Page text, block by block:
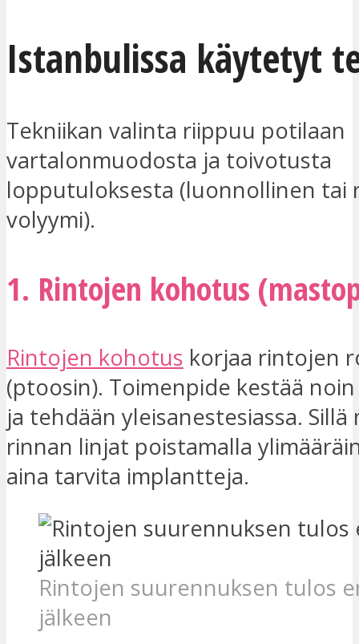
Istanbulissa käytetyt
Tekniikan valinta riippuu potilaan
vartalonmuodosta ja toivotusta
lopputuloksesta (luonnollinen tai
volyymi).
1. Rintojen kohotus
Rintojen kohotus korjaa rintojen
(ptoosin). Toimenpide kestää
ja tehdään yleisanestesiassa.
rinnan linjat poistamalla
aina tarvita implantteja.
Rintojen suurennuksen tulos
jälkeen